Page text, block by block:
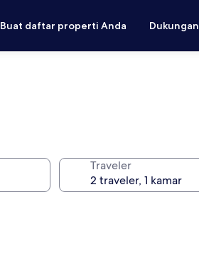
Buat daftar properti Anda Dukungan
Traveler